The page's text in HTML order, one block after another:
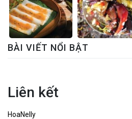
BÀI VIẾT NỔI BẬT
Liên kết
HoaNelly